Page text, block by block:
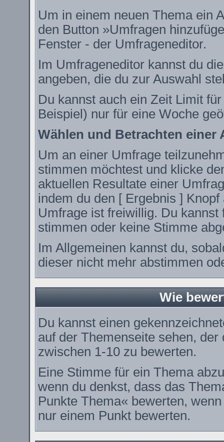
Um in einem neuen Thema ein
den Button »Umfragen
Fenster - der Umfrageneditor.
Im Umfrageneditor kannst du
angeben, die du zur Auswahl
Du kannst auch ein Zeit Limit
Beispiel) nur für eine Woche
Wählen und Betrachten einer
Um an einer Umfrage
stimmen möchtest und klicke
aktuellen Resultate einer
indem du den [ Ergebnis ]
Umfrage ist freiwillig. Du
stimmen oder keine Stimme
Im Allgemeinen kannst du,
dieser nicht mehr abstimmen
Wie
Du kannst einen
auf der Themenseite sehen,
zwischen 1-10 zu bewerten.
Eine Stimme für ein Thema
wenn du denkst, dass das
Punkte Thema« bewerten,
nur einem Punkt bewerten.